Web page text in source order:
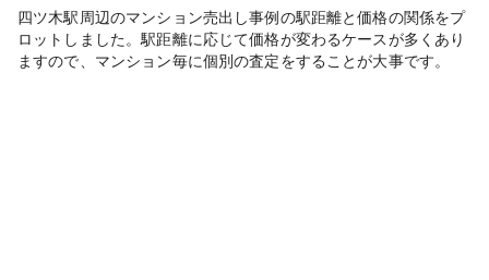
四ツ木駅周辺のマンション売出し事例の駅距離と価格の関係をプ
ロットしました。駅距離に応じて価格が変わるケースが多くあり
ますので、マンション毎に個別の査定をすることが大事です。